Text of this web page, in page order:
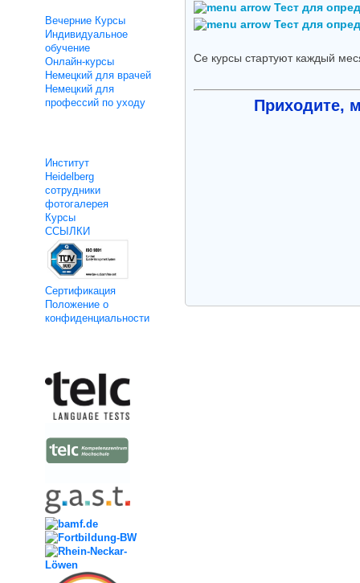
Вечерние Курсы
Индивидуальное
обучение
Онлайн-курсы
Немецкий для врачей
Немецкий для
профессий по уходу
Институт
Heidelberg
сотрудники
фотогалерея
Курсы
ССЫЛКИ
Cертификация
Положение о
конфиденциальности
Тест для
Тест для
Cе курсы стартуют каждый
Приходите,